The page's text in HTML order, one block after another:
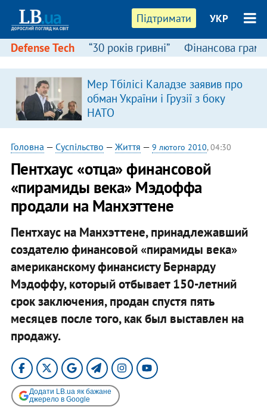
Підтримати УКР
Defense Tech “30 років гривні” Фінансова
Мер Тбілісі Каладзе заявив про
обман України і Грузії з боку
НАТО
Головна — Суспільство — Життя — 9 лютого 2010, 04:30
Пентхаус «отца» финансовой
«пирамиды века» Мэдоффа
продали на Манхэттене
Пентхаус на Манхэттене, принадлежавший
создателю финансовой «пирамиды века»
американскому финансисту Бернарду
Мэдоффу, который отбывает 150-летний
срок заключения, продан спустя пять
месяцев после того, как был выставлен на
продажу.
Додати LB.ua як бажане
джерело в Google